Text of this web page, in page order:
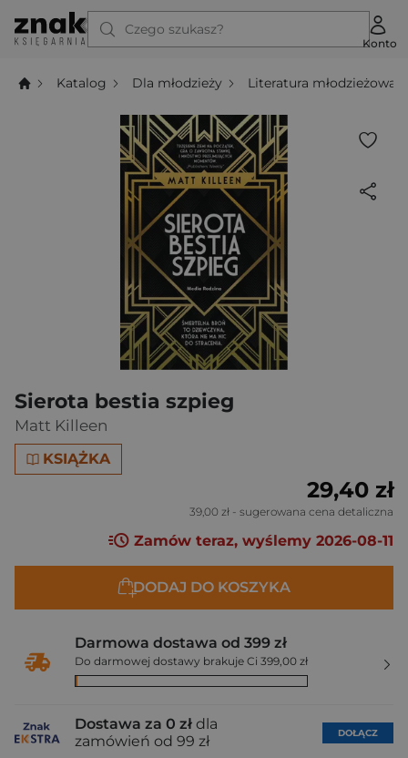
Czego szukasz?
Konto
Katalog Dla młodzieży Literatura młodzieżowa
Sierota bestia szpieg
Matt Killeen
KSIĄŻKA
29,40 zł
39,00 zł - sugerowana cena detaliczna
Zamów teraz, wyślemy 2026-08-11
DODAJ DO KOSZYKA
Darmowa dostawa od 399 zł
Do darmowej dostawy brakuje Ci 399,00 zł
Dostawa za 0 zł dla
zamówień od 99 zł
DOŁĄCZ